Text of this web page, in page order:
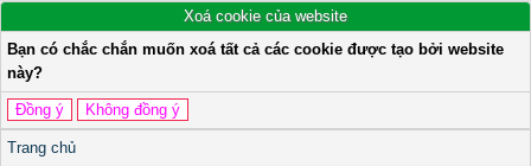
Xoá cookie của website
Bạn có chắc chắn muốn xoá tất cả các cookie được tạo bởi website
này?
Trang chủ